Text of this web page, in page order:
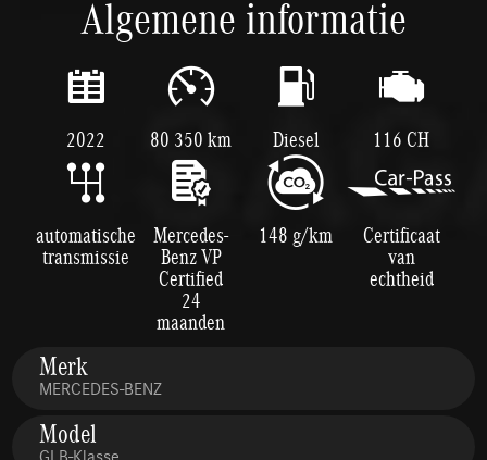
Algemene informatie
2022 80 350 km Diesel 116 CH
automatische
transmissie
Mercedes-
Benz VP
Certified
24
maanden
148 g/km Certificaat
van
echtheid
Merk
MERCEDES-BENZ
Model
GLB-Klasse